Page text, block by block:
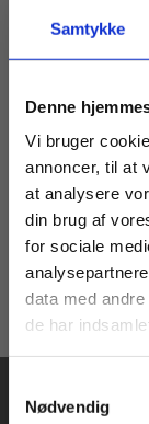
Samtykke
Denne
Vi bruger
annoncer, til at
at analysere
din brug af
for sociale
data med
de har
Nødvendig
Bog
Anders Lysne Mimi
215,00 KR.
Køb
For
vist